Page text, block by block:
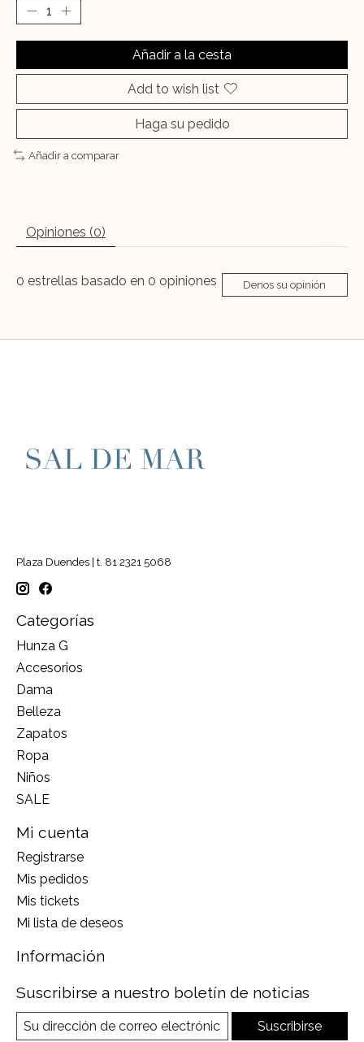
Añadir a la cesta
Add to wish list
Haga su pedido
Añadir a comparar
Opiniones (0)
0 estrellas basado en 0 opiniones Denos su opinión
Plaza Duendes | t. 81 2321 5068
Categorías
Hunza G
Accesorios
Dama
Belleza
Zapatos
Ropa
Niños
SALE
Mi cuenta
Registrarse
Mis pedidos
Mis tickets
Mi lista de deseos
Información
Suscribirse a nuestro boletín de noticias
Suscribirse